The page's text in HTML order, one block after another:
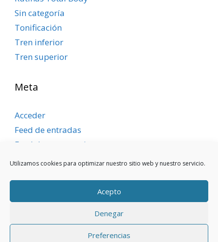
Utilizamos cookies para optimizar nuestro sitio web y nuestro servicio.
Acepto
Denegar
Preferencias
Sin categoría
Tonificación
Tren inferior
Tren superior
Meta
Acceder
Feed de entradas
Feed de comentarios
WordPress.org
Aviso legal|Política de privacidad|Política de
cookies